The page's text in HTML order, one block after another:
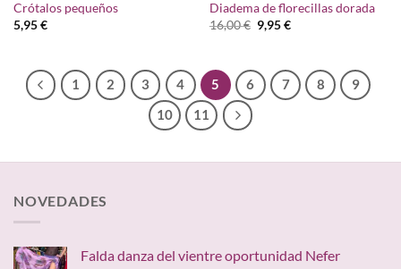
Crótalos pequeños
5,95€
Diadema de florecillas dorada
16,00€ El
precio
16,00 €.
9,95€El
9,95 €.
1 2 3 4 5 6 7 8
9
10
11
NOVEDADES
Falda danza del vientre oportunidad Nefer